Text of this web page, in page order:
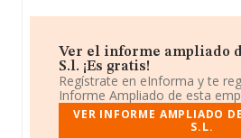
Ver el informe ampliado
S.l. ¡Es gratis!
Regístrate en eInforma y te
Informe Ampliado de esta
VER INFORME AMPLIADO
S.L.